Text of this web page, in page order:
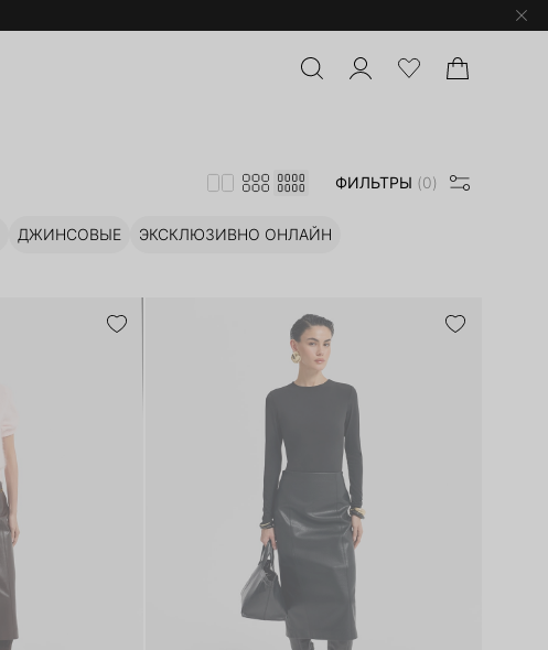
ФИЛЬТРЫ (0)
ДЖИНСОВЫЕ ЭКСКЛЮЗИВНО ОНЛАЙН